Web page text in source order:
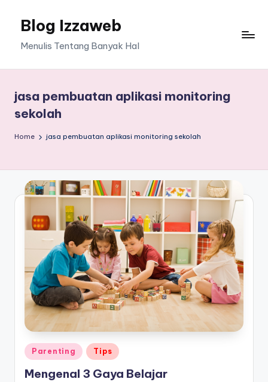
Blog Izzaweb
Menulis Tentang Banyak Hal
jasa pembuatan aplikasi monitoring
sekolah
Home jasa pembuatan aplikasi monitoring sekolah
Posted
in
Parenting Tips
Mengenal 3 Gaya Belajar